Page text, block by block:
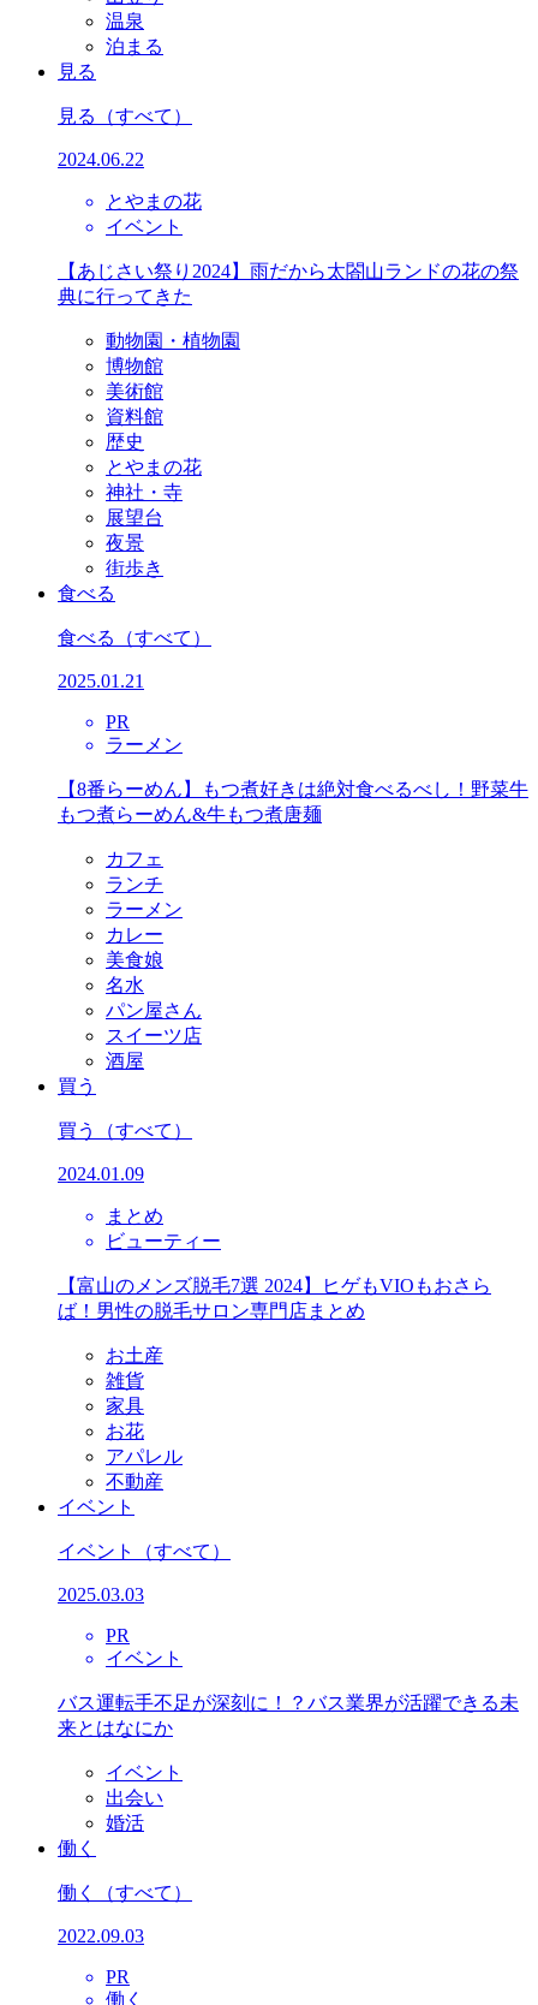
温泉
泊まる
見る
見る （すべて）
2024.06.22
とやまの花
イベント
【あじさい祭り2024】雨だから太閤山ランドの花の祭
典に行ってきた
動物園・植物園
博物館
美術館
資料館
歴史
とやまの花
神社・寺
展望台
夜景
街歩き
食べる
食べる （すべて）
2025.01.21
PR
ラーメン
【8番らーめん】もつ煮好きは絶対食べるべし！野菜牛
もつ煮らーめん&牛もつ煮唐麺
カフェ
ランチ
ラーメン
カレー
美食娘
名水
パン屋さん
スイーツ店
酒屋
買う
買う （すべて）
2024.01.09
まとめ
ビューティー
【富山のメンズ脱毛7選 2024】ヒゲもVIOもおさら
ば！男性の脱毛サロン専門店まとめ
お土産
雑貨
家具
お花
アパレル
不動産
イベント
イベント （すべて）
2025.03.03
PR
イベント
バス運転手不足が深刻に！？バス業界が活躍できる未
来とはなにか
イベント
出会い
婚活
働く
働く （すべて）
2022.09.03
PR
働く